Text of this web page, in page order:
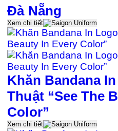
Đà Nẵng
Xem chi tiết
Khăn Bandana
Thuật “See The
Color”
Xem chi tiết